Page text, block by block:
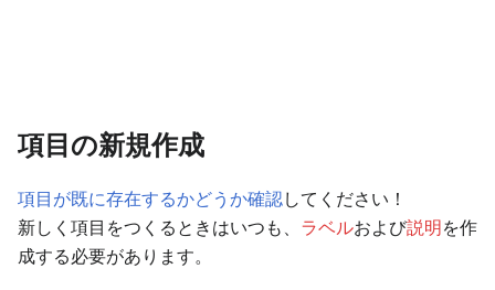
項目の新規作成
項目が既に存在するかどうか確認してください！
新しく項目をつくるときはいつも、 ラベルおよび説明を作
成する必要があります。